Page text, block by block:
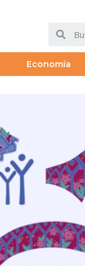
Economía